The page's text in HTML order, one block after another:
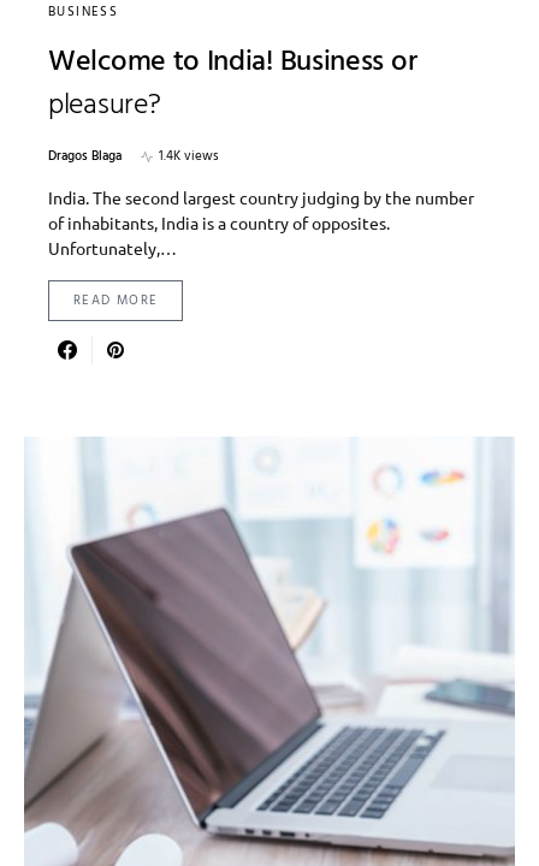
BUSINESS
Welcome to India! Business or
pleasure?
Dragos Blaga
1.4K views
India. The second largest country judging by the number
of inhabitants, India is a country of opposites.
Unfortunately,…
READ MORE